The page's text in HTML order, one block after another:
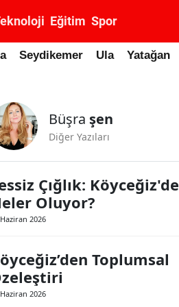
Eğitim Spor
Seydikemer Ula Yatağan
Büşra şen
Diğer Yazıları
Çığlık: Köyceğiz'de
Oluyor?
2026
Toplumsal
2026